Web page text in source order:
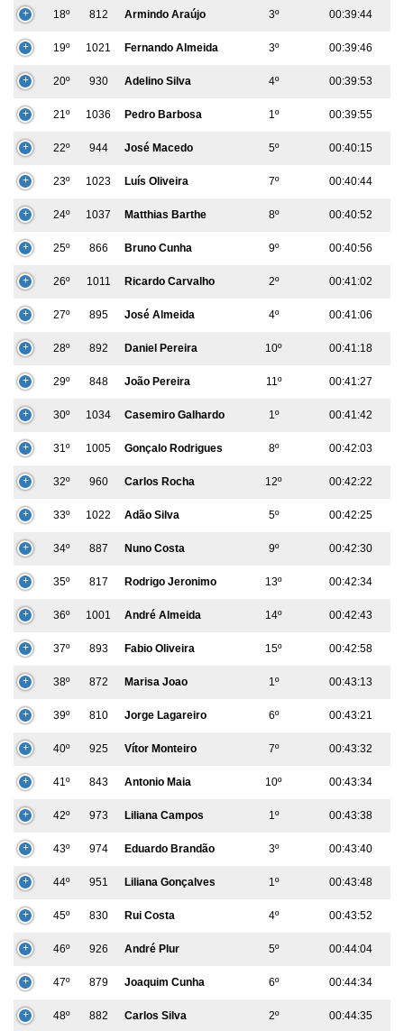
18º 812 Armindo Araújo 3º 00:39:44
19º 1021 Fernando Almeida 3º 00:39:46
20º 930 Adelino Silva 4º 00:39:53
21º 1036 Pedro Barbosa 1º 00:39:55
22º 944 José Macedo 5º 00:40:15
23º 1023 Luís Oliveira 7º 00:40:44
24º 1037 Matthias Barthe 8º 00:40:52
25º 866 Bruno Cunha 9º 00:40:56
26º 1011 Ricardo Carvalho 2º 00:41:02
27º 895 José Almeida 4º 00:41:06
28º 892 Daniel Pereira 10º 00:41:18
29º 848 João Pereira 11º 00:41:27
30º 1034 Casemiro Galhardo 1º 00:41:42
31º 1005 Gonçalo Rodrigues 8º 00:42:03
32º 960 Carlos Rocha 12º 00:42:22
33º 1022 Adão Silva 5º 00:42:25
34º 887 Nuno Costa 9º 00:42:30
35º 817 Rodrigo Jeronimo 13º 00:42:34
36º 1001 André Almeida 14º 00:42:43
37º 893 Fabio Oliveira 15º 00:42:58
38º 872 Marisa Joao 1º 00:43:13
39º 810 Jorge Lagareiro 6º 00:43:21
40º 925 Vítor Monteiro 7º 00:43:32
41º 843 Antonio Maia 10º 00:43:34
42º 973 Liliana Campos 1º 00:43:38
43º 974 Eduardo Brandão 3º 00:43:40
44º 951 Liliana Gonçalves 1º 00:43:48
45º 830 Rui Costa 4º 00:43:52
46º 926 André Plur 5º 00:44:04
47º 879 Joaquim Cunha 6º 00:44:34
48º 882 Carlos Silva 2º 00:44:35